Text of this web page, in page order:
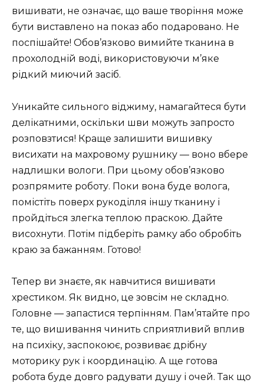
вишивати, не означає, що ваше творіння може
бути виставлено на показ або подаровано. Не
поспішайте! Обов’язково вимийте тканина в
прохолодній воді, використовуючи м’яке
рідкий миючий засіб.
Уникайте сильного віджиму, намагайтеся бути
делікатними, оскільки шви можуть запросто
розповзтися! Краще залишити вишивку
висихати на махровому рушнику — воно вбере
надлишки вологи. При цьому обов’язково
розпрямите роботу. Поки вона буде волога,
помістіть поверх рукоділля іншу тканину і
пройдіться злегка теплою праскою. Дайте
висохнути. Потім підберіть рамку або обробіть
краю за бажанням. Готово!
Тепер ви знаєте, як навчитися вишивати
хрестиком. Як видно, це зовсім не складно.
Головне — запастися терпінням. Пам’ятайте про
те, що вишивання чинить сприятливий вплив
на психіку, заспокоює, розвиває дрібну
моторику рук і координацію. А ще готова
робота буде довго радувати душу і очей. Так що